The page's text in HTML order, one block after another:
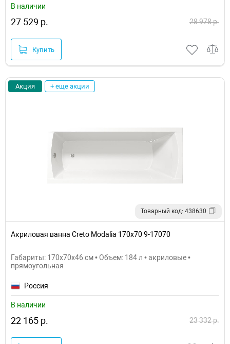
В наличии
27 529 р. 28 978 р.
Купить
Акция + еще акции
Товарный код: 438630
Акриловая ванна Creto Modalia 170х70 9-17070
Габариты: 170x70x46 см • Объем: 184 л • акриловые •
прямоугольная
Россия
В наличии
22 165 р. 23 332 р.